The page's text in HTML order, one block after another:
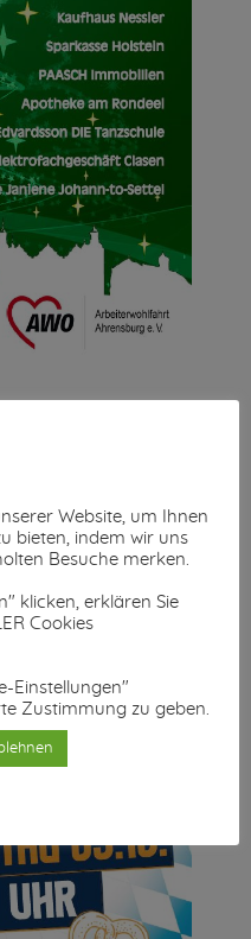
Website, um Ihnen
bieten, indem wir uns
Besuche merken.
klicken, erklären Sie
Cookies
Einstellungen"
Zustimmung zu geben.